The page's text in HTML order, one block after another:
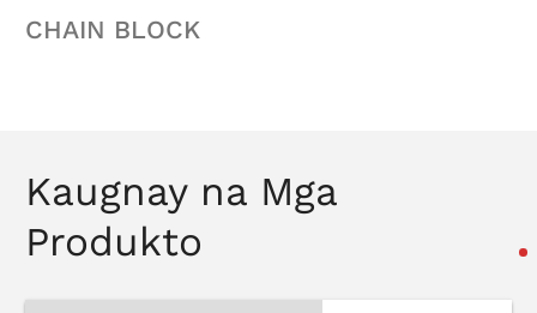
CHAIN BLOCK
Kaugnay na Mga
Produkto